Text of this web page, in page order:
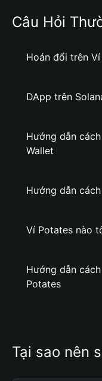
Câu Hỏi
Hoán đổi trên Ví
DApp trên
Hướng dẫn
Wallet
Hướng dẫn
Ví Potates nào
Hướng dẫn
Potates
Tại sao nên